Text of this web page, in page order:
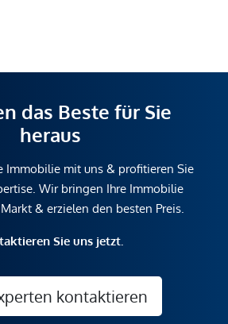
das Beste für Sie
heraus
Immobilie mit uns & profitieren Sie
Wir bringen Ihre Immobilie
& erzielen den besten Preis.
Sie uns jetzt.
kontaktieren